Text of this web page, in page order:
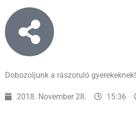
Dobozoljunk a rászoruló gyerekeknek!
2018. November 28. 15:36